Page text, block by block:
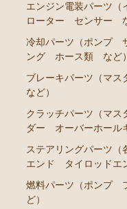
エンジン電装パーツ
ローター センサー
冷却パーツ（ポンプ
ング ホース類 など）
ブレーキパーツ（マ
など）
クラッチパーツ（マ
ダー オーバーホール
ステアリングパーツ
エンド タイロッドエ
燃料パーツ（ポンプ
ど）